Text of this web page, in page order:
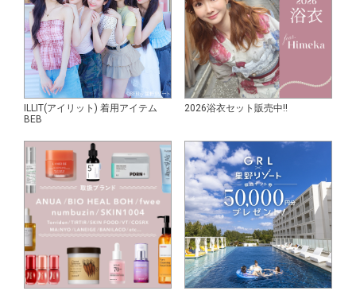
ILLIT(アイリット) 着用アイテム
BEB
2026浴衣セット販売中!!